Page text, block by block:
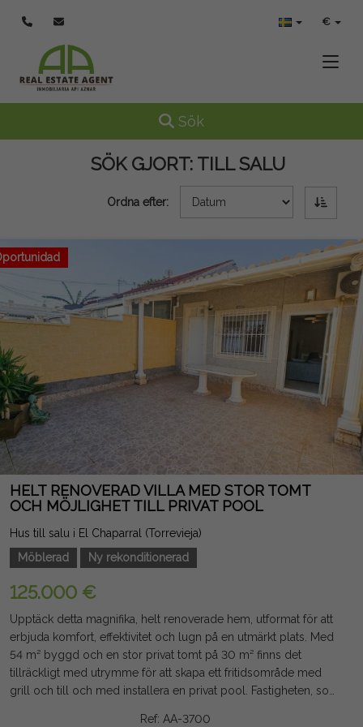
€
Toggle navigation
Sök
SÖK GJORT:TILL SALU
Ordna efter:
HELT RENOVERAD VILLA MED STOR TOMT
OCH MÖJLIGHET TILL PRIVAT POOL
Hus till salu i El Chaparral (Torrevieja)
Möblerad
Ny rekonditionerad
125.000 €
Upptäck detta magnifika, helt renoverade hem, utformat för att
erbjuda komfort, effektivitet och lugn på en utmärkt plats. Med
54 m² byggd och en stor privat tomt på 30 m² finns det
tillräckligt med utrymme för att skapa ett fritidsområde med
grill och till och med installera en privat pool. Fastigheten, som
Ref: AA-3700